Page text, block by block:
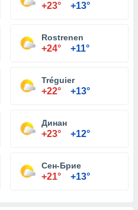
+23° +13°
Rostrenen
+24° +11°
Tréguier
+22° +13°
Динан
+23° +12°
Сен-Брие
+21° +13°